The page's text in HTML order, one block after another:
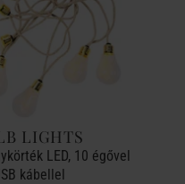
LIGHTS
LED, 10 égővel
kábellel